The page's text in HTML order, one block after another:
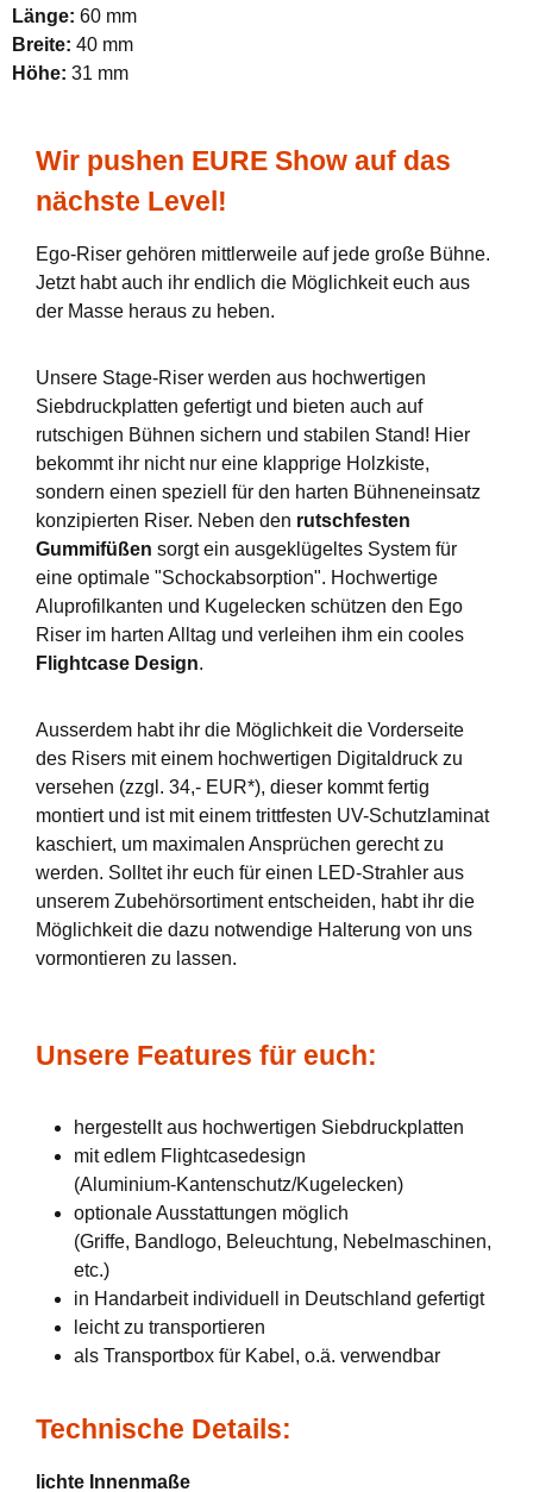
Länge: 60 mm
Breite: 40 mm
Höhe: 31 mm
Wir pushen EURE Show auf das
nächste Level!
Ego-Riser gehören mittlerweile auf jede große Bühne.
Jetzt habt auch ihr endlich die Möglichkeit euch aus
der Masse heraus zu heben.
Unsere Stage-Riser werden aus hochwertigen
Siebdruckplatten gefertigt und bieten auch auf
rutschigen Bühnen sichern und stabilen Stand! Hier
bekommt ihr nicht nur eine klapprige Holzkiste,
sondern einen speziell für den harten Bühneneinsatz
konzipierten Riser. Neben den rutschfesten
Gummifüßen sorgt ein ausgeklügeltes System für
eine optimale "Schockabsorption". Hochwertige
Aluprofilkanten und Kugelecken schützen den Ego
Riser im harten Alltag und verleihen ihm ein cooles
Flightcase Design.
Ausserdem habt ihr die Möglichkeit die Vorderseite
des Risers mit einem hochwertigen Digitaldruck zu
versehen (zzgl. 34,- EUR*), dieser kommt fertig
montiert und ist mit einem trittfesten UV-Schutzlaminat
kaschiert, um maximalen Ansprüchen gerecht zu
werden. Solltet ihr euch für einen LED-Strahler aus
unserem Zubehörsortiment entscheiden, habt ihr die
Möglichkeit die dazu notwendige Halterung von uns
vormontieren zu lassen.
Unsere Features für euch:
hergestellt aus hochwertigen Siebdruckplatten
mit edlem Flightcasedesign
(Aluminium-Kantenschutz/Kugelecken)
optionale Ausstattungen möglich
(Griffe, Bandlogo, Beleuchtung, Nebelmaschinen,
etc.)
in Handarbeit individuell in Deutschland gefertigt
leicht zu transportieren
als Transportbox für Kabel, o.ä. verwendbar
Technische Details:
lichte Innenmaße